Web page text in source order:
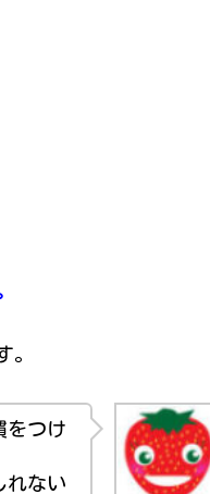
。
をつけ
れない